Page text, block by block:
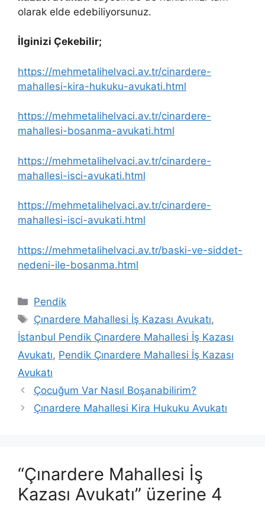
olarak elde edebiliyorsunuz.
İlginizi Çekebilir;
https://mehmetalihelvaci.av.tr/cinardere-
mahallesi-kira-hukuku-avukati.html
https://mehmetalihelvaci.av.tr/cinardere-
mahallesi-bosanma-avukati.html
https://mehmetalihelvaci.av.tr/cinardere-
mahallesi-isci-avukati.html
https://mehmetalihelvaci.av.tr/cinardere-
mahallesi-isci-avukati.html
https://mehmetalihelvaci.av.tr/baski-ve-siddet-
nedeni-ile-bosanma.html
Kategoriler
Pendik
Etiketler
Çınardere Mahallesi İş Kazası Avukatı,
İstanbul Pendik Çınardere Mahallesi İş Kazası
Avukatı, Pendik Çınardere Mahallesi İş Kazası
Avukatı
Çocuğum Var Nasıl Boşanabilirim?
Çınardere Mahallesi Kira Hukuku Avukatı
“Çınardere Mahallesi İş
Kazası Avukatı” üzerine 4